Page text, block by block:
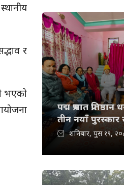
र
भएको
पद्म प्रभात प्रतिष्ठान
तीन नयाँ पुरस्कार
शनिबार, पुस १९,